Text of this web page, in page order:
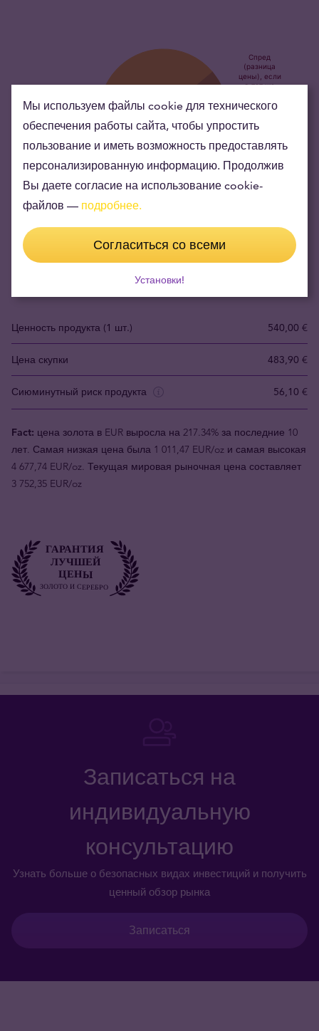
Инвестиционное золото – выбор наименьшего
риска и стабильности накоплений
Ценность золота увеличивается на протяжении многих лет,
Ценность продукта (1 шт.) 540,00 €
Цена скупки 483,90 €
Сиюминутный риск продукта 56,10 €
Fact: цена золота в EUR выросла на 217.34% за последние 10
лет. Самая низкая цена была 1 011,47 EUR/oz и самая высокая
4 677,74 EUR/oz. Текущая мировая рыночная цена составляет
3 752,35 EUR/oz
Записаться на
индивидуальную
консультацию
Узнать больше о безопасных видах инвестиций и получить
ценный обзор рынка
Записаться
Мы используем файлы cookie для технического
обеспечения работы сайта, чтобы упростить
пользование и иметь возможность предоставлять
персонализированную информацию. Продолжив
Вы даете согласие на использование cookie-
файлов — подробнее.
Согласиться со всеми
Установки!